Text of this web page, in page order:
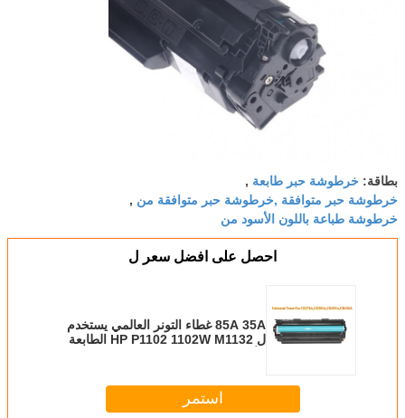
بطاقة: خرطوشة حبر طابعة ,
خرطوشة حبر متوافقة ,خرطوشة حبر متوافقة من ,
خرطوشة طباعة باللون الأسود من
احصل على افضل سعر ل
85A 35A غطاء التونر العالمي يستخدم
ل HP P1102 1102W M1132 الطابعة
استمر